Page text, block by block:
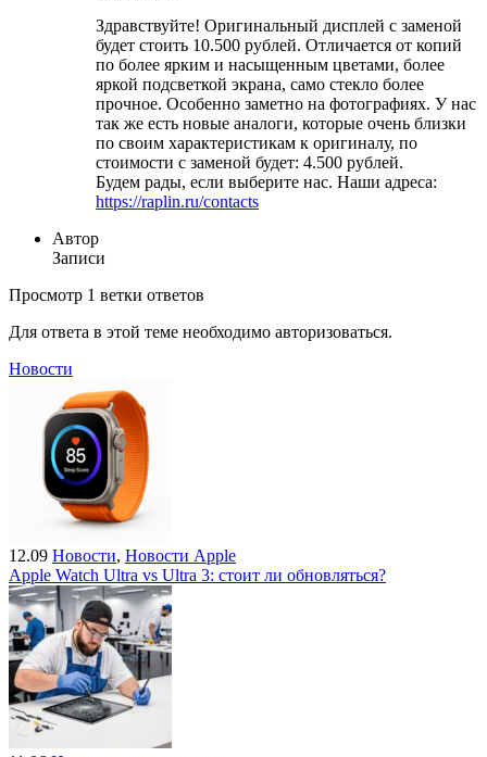
Здравствуйте! Оригинальный дисплей с заменой
будет стоить 10.500 рублей. Отличается от копий
по более ярким и насыщенным цветами, более
яркой подсветкой экрана, само стекло более
прочное. Особенно заметно на фотографиях. У нас
так же есть новые аналоги, которые очень близки
по своим характеристикам к оригиналу, по
стоимости с заменой будет: 4.500 рублей.
Будем рады, если выберите нас. Наши адреса:
https://raplin.ru/contacts
Автор
Записи
Просмотр 1 ветки ответов
Для ответа в этой теме необходимо авторизоваться.
Новости
12.09 Новости, Новости Apple
Apple Watch Ultra vs Ultra 3: стоит ли обновляться?